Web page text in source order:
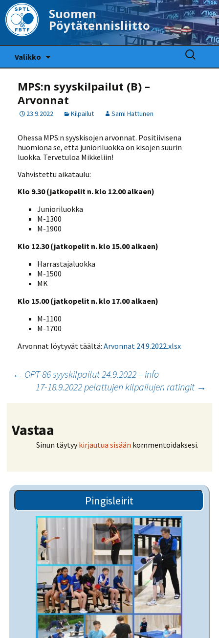
Suomen
Pöytätennisliitto
Valikko
Haku:
MPS:n syyskilpailut (B) –
Arvonnat
23.9.2022 Kilpailut Sami Hattunen
Ohessa MPS:n syyskisojen arvonnat. Positiivisena
huomiona se, että junioriluokka on kisojen suurin
luokka. Tervetuloa Mikkeliin!
Vahvistettu aikataulu:
Klo 9.30 (jatkopelit n. klo 12.00 alkaen)
Junioriluokka
M-1300
M-1900
Klo 12.30 (jatkopelit n. klo 15.00 alkaen)
Harrastajaluokka
M-1500
MK
Klo 15.00 (jatkopelit n. klo 17.00 alkaen)
M-1100
M-1700
Arvonnat löytyvät täältä:Arvonnat 24.9.2022.xlsx
Artikkelien
selaus
← OPT-86 syyskilpailut 24.9.2022 – info
17-18.9.2022 pelattujen kilpailujen ratingit →
Vastaa
Sinun täytyykirjautua sisään kommentoidaksesi.
Pingisleirit